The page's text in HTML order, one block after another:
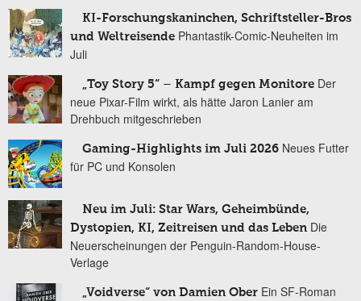
KI-Forschungskaninchen, Schriftsteller-Bros
und Weltreisende Phantastik-Comic-Neuheiten im
Juli
„Toy Story 5“ – Kampf gegen Monitore Der
neue Pixar-Film wirkt, als hätte Jaron Lanier am
Drehbuch mitgeschrieben
Gaming-Highlights im Juli 2026 Neues Futter
für PC und Konsolen
Neu im Juli: Star Wars, Geheimbünde,
Dystopien, KI, Zeitreisen und das Leben Die
Neuerscheinungen der Penguin-Random-House-
Verlage
„Voidverse“ von Damien Ober Ein SF-Roman